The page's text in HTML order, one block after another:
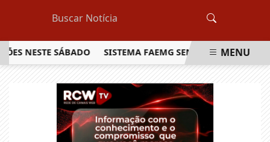
SÁBADO SISTEMA FAEMG SENAR LANÇA OMENU